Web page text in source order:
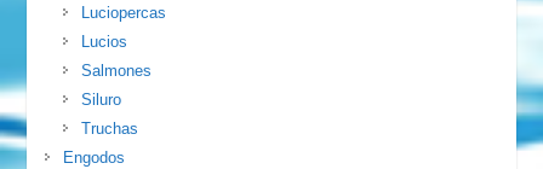
Luciopercas
Lucios
Salmones
Siluro
Truchas
Engodos